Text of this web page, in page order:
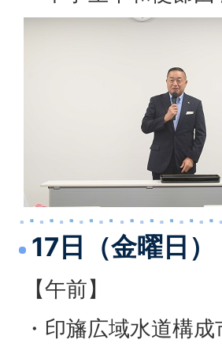
17日（金曜日）
【午前】
・印旛広域水道構